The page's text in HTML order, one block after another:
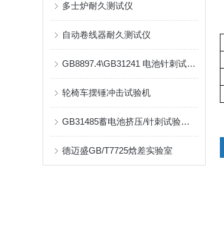
多士炉耐久测试仪
自动卷线器耐久测试仪
GB8897.4\GB31241 电池针刺试验机
轮椅车摆锤冲击试验机
GB31485蓄电池挤压/针刺试验装置
德迈盛GB/T7725焓差实验室